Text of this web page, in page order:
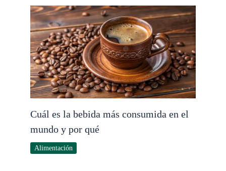
Cuál es la bebida más consumida en el
mundo y por qué
Alimentación